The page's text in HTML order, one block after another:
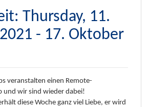
Thursday, 11.
- 17. Oktober
veranstalten einen Remote-
und wir sind wieder dabei!
diese Woche ganz viel Liebe, er wird